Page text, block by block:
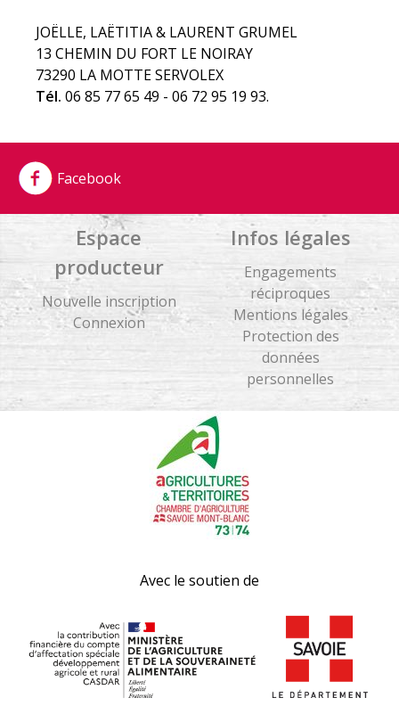
JOËLLE, LAËTITIA & LAURENT GRUMEL
13 CHEMIN DU FORT LE NOIRAY
73290 LA MOTTE SERVOLEX
Tél. 06 85 77 65 49 - 06 72 95 19 93.
Facebook
Infos légales
Engagements
réciproques
Mentions légales
Protection des
données
personnelles
Espace
producteur
Nouvelle inscription
Connexion
Avec le soutien de